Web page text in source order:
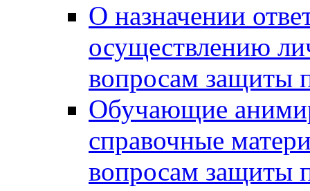
О назначении
осуществлению
вопросам защиты
Обучающие
справочные
вопросам защиты